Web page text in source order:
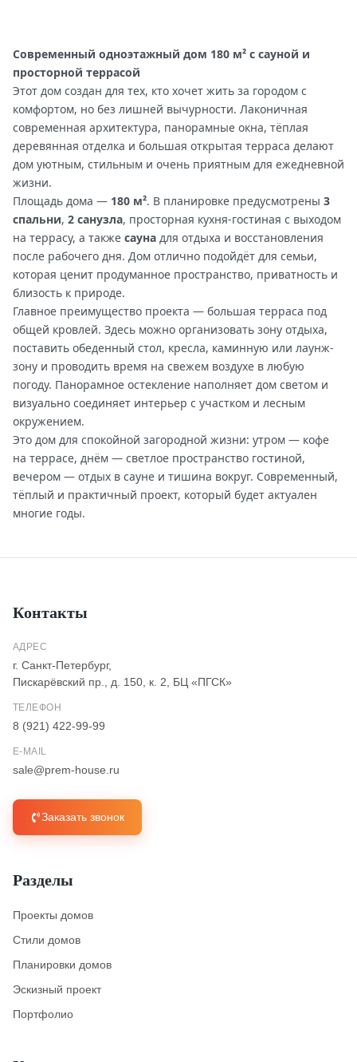
Современный одноэтажный дом 180 м² с сауной и
просторной террасой
Этот дом создан для тех, кто хочет жить за городом с
комфортом, но без лишней вычурности. Лаконичная
современная архитектура, панорамные окна, тёплая
деревянная отделка и большая открытая терраса делают
дом уютным, стильным и очень приятным для ежедневной
жизни.
Площадь дома — 180 м². В планировке предусмотрены 3
спальни, 2 санузла, просторная кухня-гостиная с выходом
на террасу, а также сауна для отдыха и восстановления
после рабочего дня. Дом отлично подойдёт для семьи,
которая ценит продуманное пространство, приватность и
близость к природе.
Главное преимущество проекта — большая терраса под
общей кровлей. Здесь можно организовать зону отдыха,
поставить обеденный стол, кресла, каминную или лаунж-
зону и проводить время на свежем воздухе в любую
погоду. Панорамное остекление наполняет дом светом и
визуально соединяет интерьер с участком и лесным
окружением.
Это дом для спокойной загородной жизни: утром — кофе
на террасе, днём — светлое пространство гостиной,
вечером — отдых в сауне и тишина вокруг. Современный,
тёплый и практичный проект, который будет актуален
многие годы.
Контакты
АДРЕС
г. Санкт-Петербург,
Пискарёвский пр., д. 150, к. 2, БЦ «ПГСК»
ТЕЛЕФОН
8 (921) 422-99-99
E-MAIL
sale@prem-house.ru
Заказать звонок
Разделы
Проекты домов
Стили домов
Планировки домов
Эскизный проект
Портфолио